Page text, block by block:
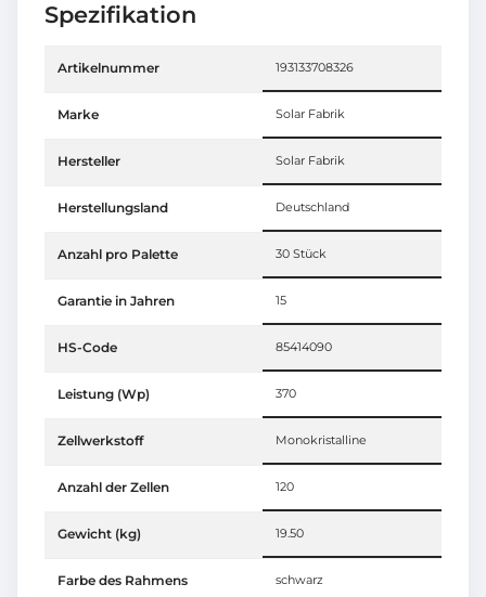
Spezifikation
Artikelnummer 193133708326
Marke Solar Fabrik
Hersteller Solar Fabrik
Herstellungsland Deutschland
Anzahl pro Palette 30 Stück
Garantie in Jahren 15
HS-Code 85414090
Leistung (Wp) 370
Zellwerkstoff Monokristalline
Anzahl der Zellen 120
Gewicht (kg) 19.50
Farbe des Rahmens schwarz